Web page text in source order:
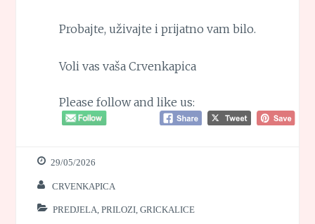
Probajte, uživajte i prijatno vam bilo.
Voli vas vaša Crvenkapica
Please follow and like us:
29/05/2026
CRVENKAPICA
PREDJELA, PRILOZI, GRICKALICE